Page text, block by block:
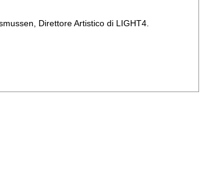
Direttore Artistico di LIGHT4.